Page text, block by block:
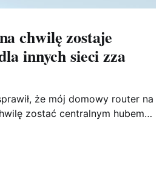
chwilę zostaje
innych sieci zza
że mój domowy router na
zostać centralnym hubem
racoona, za to ze